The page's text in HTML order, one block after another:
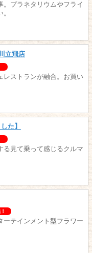
。プラネタリウムやフライ
立飛店
レストランが融合。お買い
た】
る見て乗って感じるクルマ
ーテインメント型フラワー